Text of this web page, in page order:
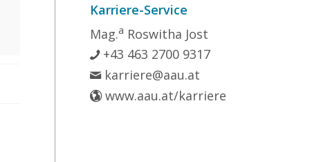
Karriere-Service
Mag.a Roswitha Jost
+43 463 2700 9317
karriere@aau.at
www.aau.at/karriere